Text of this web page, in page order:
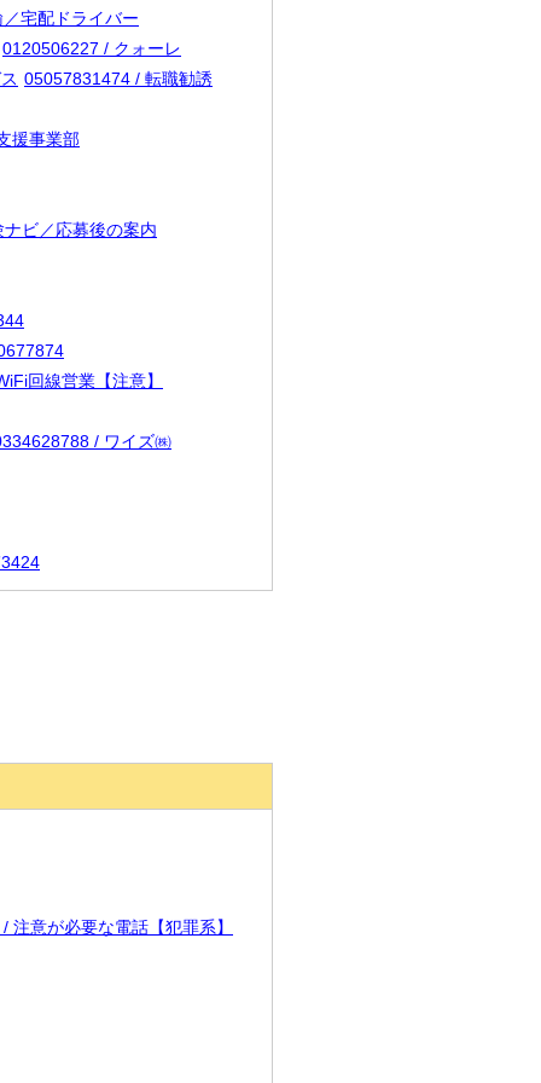
宅配ドライバー
0120506227 / クォーレ
05057831474 / 転職勧誘
援事業部
ビ／応募後の案内
回線営業【注意】
/ ワイズ㈱
注意が必要な電話【犯罪系】